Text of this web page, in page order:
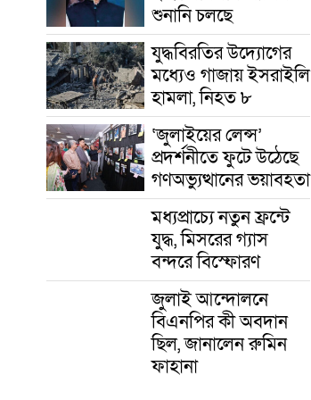
শুনানি চলছে
যুদ্ধবিরতির উদ্যোগের
মধ্যেও গাজায় ইসরাইলি
হামলা, নিহত ৮
‘জুলাইয়ের লেন্স’
প্রদর্শনীতে ফুটে উঠেছে
গণঅভ্যুত্থানের ভয়াবহতা
মধ্যপ্রাচ্যে নতুন ফ্রন্টে
যুদ্ধ, মিসরের গ্যাস
বন্দরে বিস্ফোরণ
জুলাই আন্দোলনে
বিএনপির কী অবদান
ছিল, জানালেন রুমিন
ফাহানা